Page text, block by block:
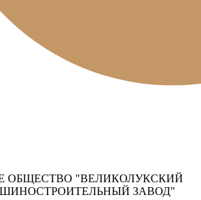
ОБЩЕСТВО "ВЕЛИКОЛУКСКИЙ
ЗАВОД"